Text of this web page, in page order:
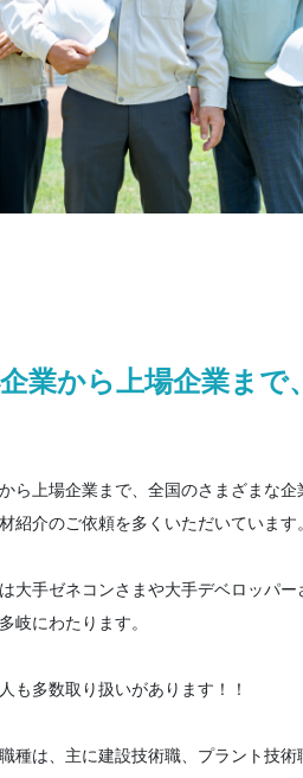
業から上場企業まで
ら上場企業まで、全国のさまざまな
紹介のご依頼を多くいただいています。
大手ゼネコンさまや大手デベロッパ
岐にわたります。
も多数取り扱いがあります！！
種は、主に建設技術職、プラント技